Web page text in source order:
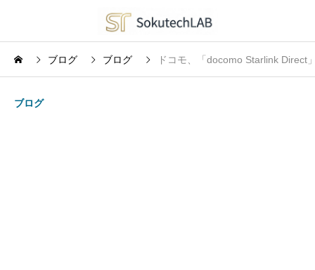
ブログ ブログ ドコモ、「docomo Starlink Direct
ブログ